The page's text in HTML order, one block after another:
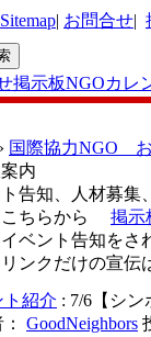
Sitemap| お問合せ|
掲示板NGOカレ
国際協力NGO
内
ト告知、人材募
こちらから 掲示
ベント告知をさ
ンクだけの宣伝
ト紹介 : 7/6【シ
GoodNeighbors